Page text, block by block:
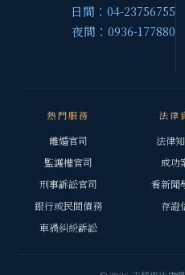
日間：04-23756755
夜間：0936-177880
熱門服務
離婚官司
監護權官司
刑事訴訟官司
銀行或民間債務
車禍糾紛訴訟
法律
法律
成功
看新聞
存證